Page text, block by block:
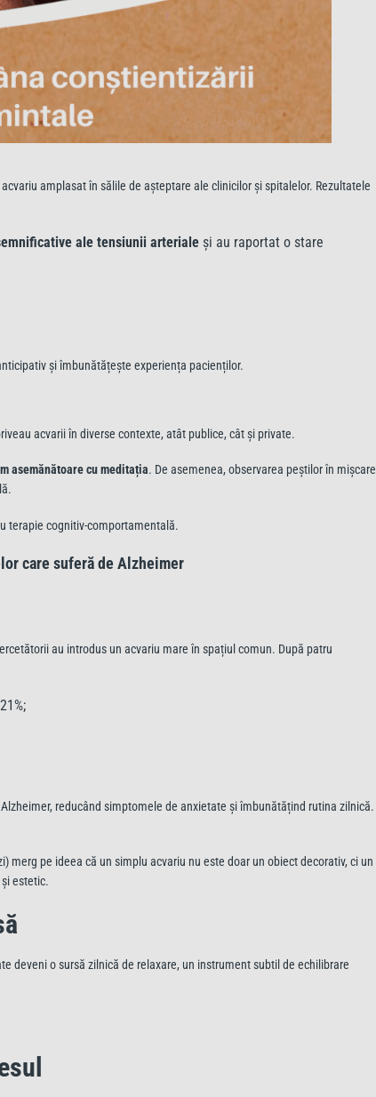
amplasat în sălile de așteptare ale clinicilor și spitalelor. Rezultatele
ale tensiunii arterialeși au raportat o stare
și îmbunătățește experiența pacienților.
acvarii în diverse contexte, atât publice, cât și private.
asemănătoare cu meditația. De asemenea, observarea peștilor în mișcare
terapie cognitiv-comportamentală.
care suferă de Alzheimer
au introdus un acvariu mare în spațiul comun. După patru
reducând simptomele de anxietate și îmbunătățind rutina zilnică.
pe ideea că un simplu acvariu nu este doar un obiect decorativ, ci un
estetic.
deveni o sursă zilnică de relaxare, un instrument subtil de echilibrare